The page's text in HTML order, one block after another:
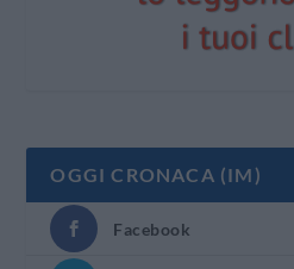
OGGI CRONACA (IM)
Facebook